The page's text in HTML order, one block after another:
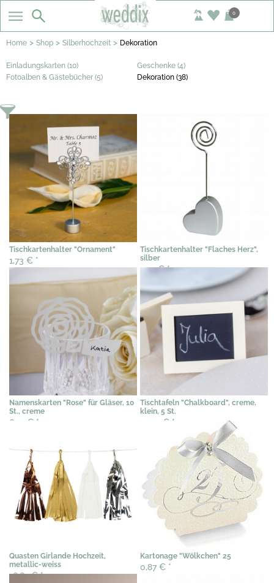
0
Home > Shop > Silberhochzeit > Dekoration
Einladungskarten (10)
Geschenke (4)
Fotoalben & Gästebücher (5)
Dekoration (38)
Tischkartenhalter "Ornament"
1,73 € *
Tischkartenhalter "Flaches Herz",
silber
1,94 €*
Namenskarten "Rose" für Gläser, 10
St., creme
6,14 € *
Tischtafeln "Chalkboard", creme,
klein, 5 St.
10,24 € *
Quasten Girlande Hochzeit,
metallic-weiss
16,67 €*
Kartonage "Wölkchen" 25
0,87 € *